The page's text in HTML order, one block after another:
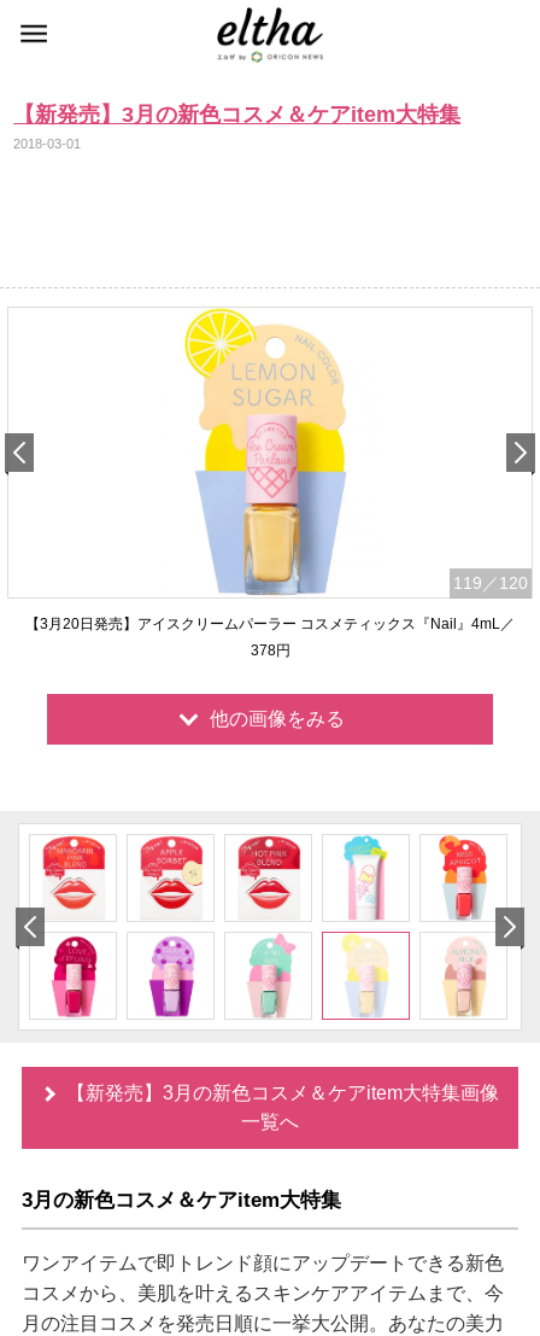
【新発売】3月の新色コスメ＆ケアitem大特集
2018-03-01
119 ／120
【3月20日発売】アイスクリームパーラー コスメティックス『Nail』4mL／
378円
他の画像をみる
【新発売】3月の新色コスメ＆ケアitem大特集画像
一覧へ
3月の新色コスメ＆ケアitem大特集
ワンアイテムで即トレンド顔にアップデートできる新色
コスメから、美肌を叶えるスキンケアアイテムまで、今
月の注目コスメを発売日順に一挙大公開。あなたの美力